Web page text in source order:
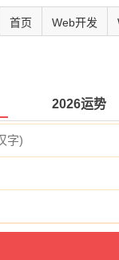
首页 Web开发
2026运势